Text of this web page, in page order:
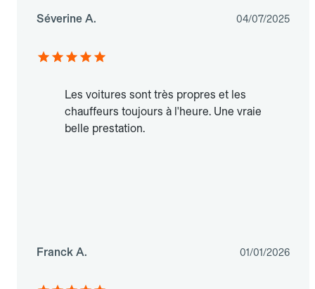
Séverine A. 04/07/2025
Les voitures sont très propres et les
chauffeurs toujours à l'heure. Une vraie
belle prestation.
Franck A. 01/01/2026